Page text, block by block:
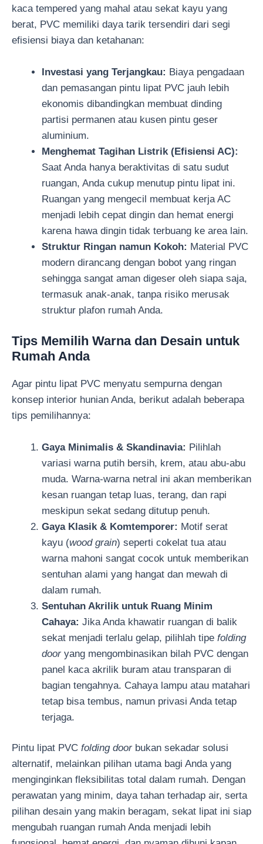
kaca tempered yang mahal atau sekat kayu yang
berat, PVC memiliki daya tarik tersendiri dari segi
efisiensi biaya dan ketahanan:
Investasi yang Terjangkau: Biaya pengadaan
dan pemasangan pintu lipat PVC jauh lebih
ekonomis dibandingkan membuat dinding
partisi permanen atau kusen pintu geser
aluminium.
Menghemat Tagihan Listrik (Efisiensi AC):
Saat Anda hanya beraktivitas di satu sudut
ruangan, Anda cukup menutup pintu lipat ini.
Ruangan yang mengecil membuat kerja AC
menjadi lebih cepat dingin dan hemat energi
karena hawa dingin tidak terbuang ke area lain.
Struktur Ringan namun Kokoh: Material PVC
modern dirancang dengan bobot yang ringan
sehingga sangat aman digeser oleh siapa saja,
termasuk anak-anak, tanpa risiko merusak
struktur plafon rumah Anda.
Tips Memilih Warna dan Desain untuk
Rumah Anda
Agar pintu lipat PVC menyatu sempurna dengan
konsep interior hunian Anda, berikut adalah beberapa
tips pemilihannya:
Gaya Minimalis & Skandinavia: Pilihlah
variasi warna putih bersih, krem, atau abu-abu
muda. Warna-warna netral ini akan memberikan
kesan ruangan tetap luas, terang, dan rapi
meskipun sekat sedang ditutup penuh.
Gaya Klasik & Komtemporer: Motif serat
kayu (wood grain) seperti cokelat tua atau
warna mahoni sangat cocok untuk memberikan
sentuhan alami yang hangat dan mewah di
dalam rumah.
Sentuhan Akrilik untuk Ruang Minim
Cahaya: Jika Anda khawatir ruangan di balik
sekat menjadi terlalu gelap, pilihlah tipe folding
dooryang mengombinasikan bilah PVC dengan
panel kaca akrilik buram atau transparan di
bagian tengahnya. Cahaya lampu atau matahari
tetap bisa tembus, namun privasi Anda tetap
terjaga.
Pintu lipat PVC folding doorbukan sekadar solusi
alternatif, melainkan pilihan utama bagi Anda yang
menginginkan fleksibilitas total dalam rumah. Dengan
perawatan yang minim, daya tahan terhadap air, serta
pilihan desain yang makin beragam, sekat lipat ini siap
mengubah ruangan rumah Anda menjadi lebih